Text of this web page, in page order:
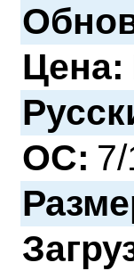
Цена:
ОС: